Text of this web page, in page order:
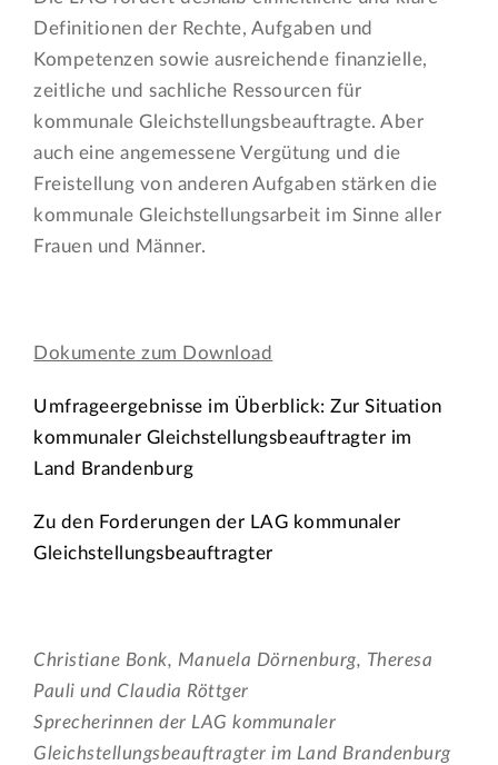
Definitionen der Rechte, Aufgaben und
Kompetenzen sowie ausreichende finanzielle,
zeitliche und sachliche Ressourcen für
kommunale Gleichstellungsbeauftragte. Aber
auch eine angemessene Vergütung und die
Freistellung von anderen Aufgaben stärken die
kommunale Gleichstellungsarbeit im Sinne aller
Frauen und Männer.
Dokumente zum Download
Umfrageergebnisse im Überblick: Zur Situation
kommunaler Gleichstellungsbeauftragter im
Land Brandenburg
Zu den Forderungen der LAG kommunaler
Gleichstellungsbeauftragter
Christiane Bonk, Manuela Dörnenburg, Theresa
Pauli und Claudia Röttger
Sprecherinnen der LAG kommunaler
Gleichstellungsbeauftragter im Land Brandenburg